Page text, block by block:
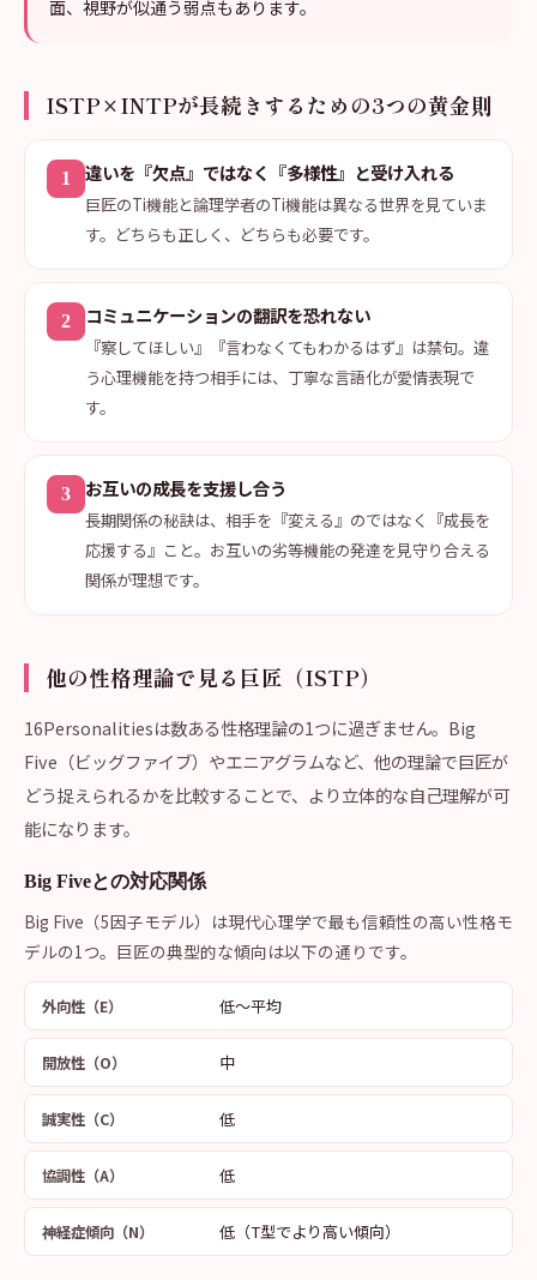
面、視野が似通う弱点もあります。
ISTP×INTPが長続きするための3つの黄金則
1 違いを『欠点』ではなく『多様性』と受け入れる
巨匠のTi機能と論理学者のTi機能は異なる世界を見ていま
す。どちらも正しく、どちらも必要です。
2 コミュニケーションの翻訳を恐れない
『察してほしい』『言わなくてもわかるはず』は禁句。違
う心理機能を持つ相手には、丁寧な言語化が愛情表現で
す。
3 お互いの成長を支援し合う
長期関係の秘訣は、相手を『変える』のではなく『成長を
応援する』こと。お互いの劣等機能の発達を見守り合える
関係が理想です。
他の性格理論で見る巨匠（ISTP）
16Personalitiesは数ある性格理論の1つに過ぎません。Big
Five（ビッグファイブ）やエニアグラムなど、他の理論で巨匠が
どう捉えられるかを比較することで、より立体的な自己理解が可
能になります。
Big Fiveとの対応関係
Big Five（5因子モデル）は現代心理学で最も信頼性の高い性格モ
デルの1つ。巨匠の典型的な傾向は以下の通りです。
外向性（E） 低〜平均
開放性（O） 中
誠実性（C） 低
協調性（A） 低
神経症傾向（N） 低（T型でより高い傾向）